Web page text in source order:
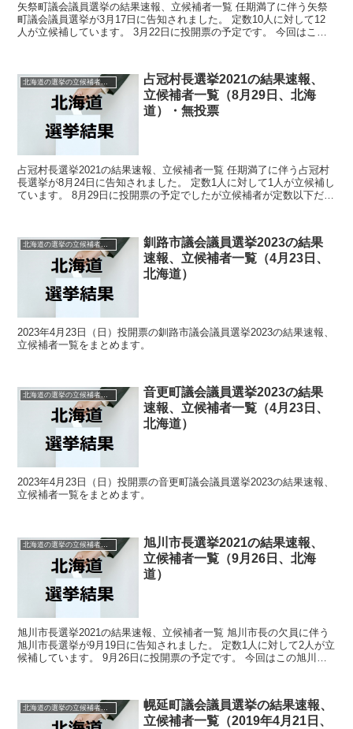
矢祭町議会議員選挙の結果速報、立候補者一覧 任期満了に伴う矢祭
町議会議員選挙が3月17日に告知されました。 定数10人に対して12
人が立候補しています。 3月22日に投開票の予定です。 今回はこの
北海道の選挙の立候補者と結果速報一覧
占冠村長選挙2021の結果速報、
立候補者一覧（8月29日、北海
道）・無投票
占冠村長選挙2021の結果速報、立候補者一覧 任期満了に伴う占冠村
長選挙が8月24日に告知されました。 定数1人に対して1人が立候補し
ています。 8月29日に投開票の予定でしたが立候補者が定数以下だっ
北海道の選挙の立候補者と結果速報一覧
釧路市議会議員選挙2023の結果
速報、立候補者一覧（4月23日、
北海道）
2023年4月23日（日）投開票の釧路市議会議員選挙2023の結果速報、
立候補者一覧をまとめます。
北海道の選挙の立候補者と結果速報一覧
音更町議会議員選挙2023の結果
速報、立候補者一覧（4月23日、
北海道）
2023年4月23日（日）投開票の音更町議会議員選挙2023の結果速報、
立候補者一覧をまとめます。
北海道の選挙の立候補者と結果速報一覧
旭川市長選挙2021の結果速報、
立候補者一覧（9月26日、北海
道）
旭川市長選挙2021の結果速報、立候補者一覧 旭川市長の欠員に伴う
旭川市長選挙が9月19日に告知されました。 定数1人に対して2人が立
候補しています。 9月26日に投開票の予定です。 今回はこの旭川市
北海道の選挙の立候補者と結果速報一覧
幌延町議会議員選挙の結果速報、
立候補者一覧（2019年4月21日、